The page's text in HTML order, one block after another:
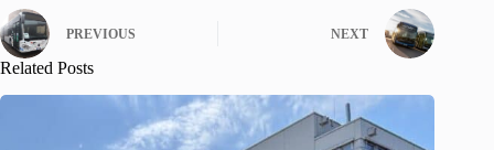
PREVIOUS NEXT
Related Posts